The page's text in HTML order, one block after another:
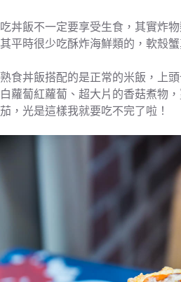
吃丼飯不一定要享受生食，其實炸
其平時很少吃酥炸海鮮類的，軟殼
熟食丼飯搭配的是正常的米飯，上頭
白蘿蔔紅蘿蔔、超大片的香菇煮物
茄，光是這樣我就要吃不完了啦！